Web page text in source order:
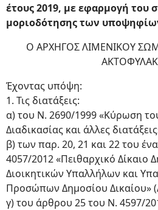
έτους 2019, με εφαρμογή του
μοριοδότησης των
Ο ΑΡΧΗΓΟΣ ΛΙΜΕΝΙΚΟΥ
Έχοντας υπόψη:
1. Τις διατάξεις:
α) του Ν. 2690/1999 «Κύρωση
Διαδικασίας και άλλες
β) των παρ. 20, 21 και 22 του
4057/2012 «Πειθαρχικό Δίκαιο
Διοικητικών Υπαλλήλων και
Προσώπων Δημοσίου Δικαίου»
γ) του άρθρου 25 του Ν. 4597/